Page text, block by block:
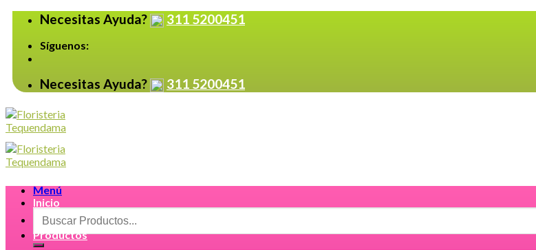
content
Necesitas Ayuda? 311 5200451
Síguenos:
Necesitas Ayuda? 311 5200451
Menú
Buscar
por:
Inicio
Productos